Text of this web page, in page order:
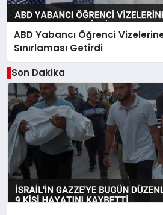
ABD Yabancı Öğrenci
Sınırlaması Getirdi
Son Dakika